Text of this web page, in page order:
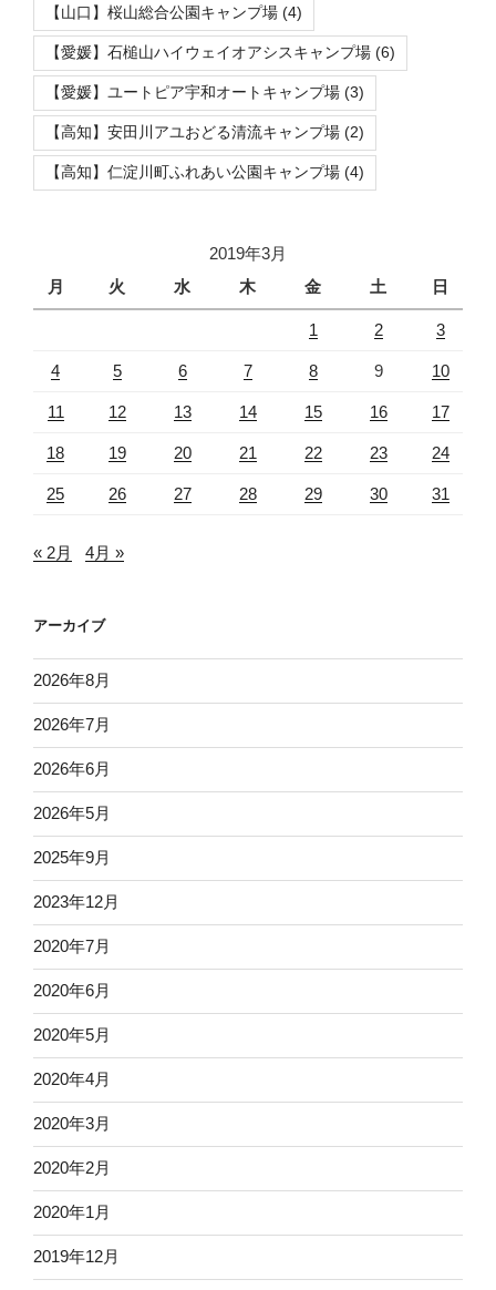
【山口】桜山総合公園キャンプ場 (4)
【愛媛】石槌山ハイウェイオアシスキャンプ場 (6)
【愛媛】ユートピア宇和オートキャンプ場 (3)
【高知】安田川アユおどる清流キャンプ場 (2)
【高知】仁淀川町ふれあい公園キャンプ場 (4)
2019年3月
月
火 水 木 金 土 日
1 2 3
4 5 6 7 8 9 10
11 12 13 14 15 16 17
18 19 20 21 22 23 24
25 26 27 28 29 30 31
« 2月 4月 »
アーカイブ
2026年8月
2026年7月
2026年6月
2026年5月
2025年9月
2023年12月
2020年7月
2020年6月
2020年5月
2020年4月
2020年3月
2020年2月
2020年1月
2019年12月